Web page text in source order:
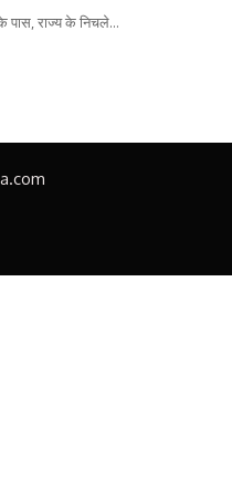
पास, राज्य के निचले…